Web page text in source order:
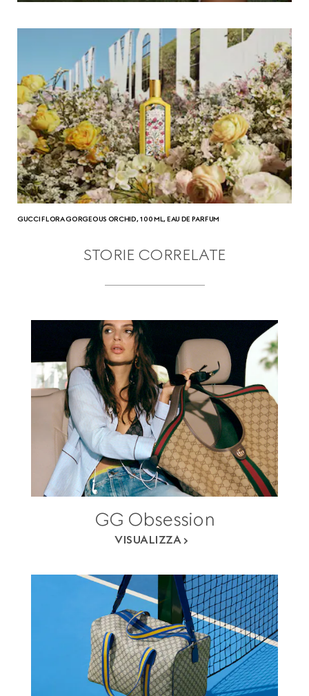
GUCCI FLORA GORGEOUS ORCHID, 100 ML, EAU DE PARFUM
STORIE CORRELATE
GG Obsession
VISUALIZZA